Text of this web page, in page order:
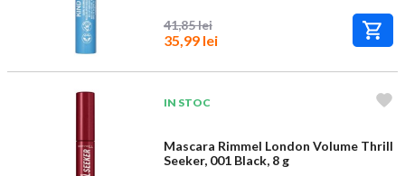
41,85 lei
35,99 lei
IN STOC
Mascara Rimmel London Volume Thrill
Seeker, 001 Black, 8 g